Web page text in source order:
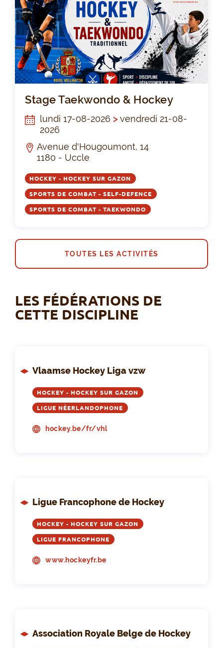
Stage Taekwondo & Hockey
lundi 17-08-2026 >vendredi 21-08-
2026
Avenue d'Hougoumont, 14
1180 - Uccle
HOCKEY - HOCKEY SUR GAZON
SPORTS DE COMBAT - SELF-DEFENCE
SPORTS DE COMBAT - TAEKWONDO
TOUTES LES ACTIVITÉS
LES FÉDÉRATIONS DE
CETTE DISCIPLINE
Vlaamse Hockey Liga vzw
HOCKEY - HOCKEY SUR GAZON
LIGUE NÉERLANDOPHONE
hockey.be/fr/vhl
Ligue Francophone de Hockey
HOCKEY - HOCKEY SUR GAZON
LIGUE FRANCOPHONE
www.hockeyfr.be
Association Royale Belge de Hockey